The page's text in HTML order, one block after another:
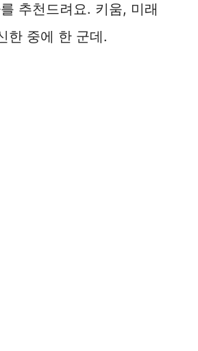
추천드려요. 키움, 미래
한 중에 한 군데.